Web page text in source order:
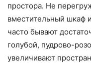
простора. Не
вместительный шкаф
часто бывают
голубой, пудрово-
увеличивают